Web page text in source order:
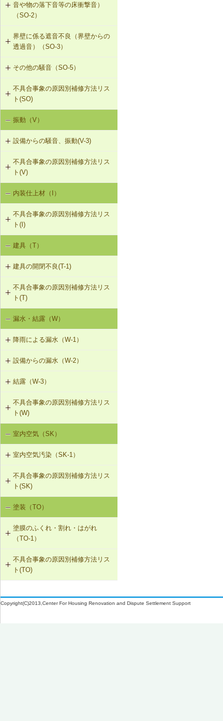
R-1-203 たる木の添え木補強（たる
木方式）②
R-1-204 トラスの接点の補強（トラ
ス方式）
R-1-205 たる木つなぎの位置・数量
R-1-206 束による屋根梁の補強（屋
強（たる木方式）
R-1-501 仕上材の留付け直し（瓦ぶ
き）
R-1-601 屋根下地材・ふき材の交換
音や物の落下音等の床衝撃音）
（SO-2）
SO-2-501 軽量床衝撃音に対する遮
音性能のあるフローリング材（床下
地材等を含む）への交換
界壁に係る遮音不良（界壁からの
透過音）（SO-3）
SO-3-501 界壁へのせっこうボード
の増し張り
その他の騒音（SO-5）
SO-5-501 外壁内透湿防水シートの
留め付け補修
不具合事象の原因別補修方法リス
ト(SO)
界床に係る遮音不良（床歩行音等の
床衝撃音）（SO-1）
界床に係る遮音不良（椅子の移動音
や物の落下音等の床衝撃音）（SO-
2）
界壁に係る遮音不良（界壁からの透
過音）（SO-3）
外壁開口部に係る遮音不良（外部開
口部からの透過音）（SO-4）
振動（V）
設備からの騒音、振動(V-3)
V-3-001 換気扇・ダクト等の交換工
事
V-3-002 水栓の取付け直し
V-3-003 器具用通気弁の取付け
V-3-004 遮音性能のある換気フード
への交換
V-3-005 駐輪機からの音・振動の伝
不具合事象の原因別補修方法リス
ト(V)
床振動（V-1）
水平振動（V-2）
設備からの騒音、振動（V-3）
内装仕上材（I）
不具合事象の原因別補修方法リス
ト(I)
内装仕上材の汚損（I-1）
内装仕上材のひび割れ、はがれ等
（I-2）
建具（T）
建具の開閉不良(T-1)
T-1-001 丁番の取付け調整
T-1-002 丁番の取替え
T-1-003 ラッチボルト受金物の調整
T-1-004 錠の取替え
T-1-007 敷居のレベル調整
T-1-008 建具上桟削り調整
T-1-009 建具枠の取替え
不具合事象の原因別補修方法リス
ト(T)
建具の開閉不良（T-1）
漏水・結露（W）
降雨による漏水（W-1）
W-1-501 けらば水切の再施工
W-1-502 軒先水切・軒どいの再施工
W-1-503 棟部下地及びシーリング材
の再施工
W-1-504 下ぶき材（二重張り）と谷
板の再施工
ング再施工
防水紙の再施工／遮音性能のある外
W-1-507 換気フード等のシーリング
W-1-508 排気ダクトの取付け直し
W-1-509 下ぶき材、雨押え包み板の
再施工
設備からの漏水（W-2）
W-2-001 混合水栓の接続部品の交換
W-2-002 給湯配管の取替え、再固定
W-2-003 給水・給湯配管接続部のガ
スケット交換
W-2-004 継手の交換
W-2-005 大便器と排水配管接続部の
取付け直し
W-2-006 給水配管ルートの変更
W-2-007 洗濯機防水パン・トラップ
の取付け直し
結露（W-3）
W-3-001 防露型の便器・ロータンク
に交換
W-3-002 結露受、結露排水口の追加
W-3-003 熱交換型換気扇の設置
W-3-004 湿度連動型換気扇の設置
露被覆
W-3-202 天井断熱材の不連続部分の
W-3-203 床断熱材のたれ下がり防止
不具合事象の原因別補修方法リス
ト(W)
降雨による漏水（W-1）
設備からの漏水（W-2）
結露（W-3）
室内空気（SK）
室内空気汚染（SK-1）
SK-1-001 給排気口の位置の変更
SK-1-002 ダクトの増設
SK-1-004 通気措置を講じた建具へ
の交換
SK-1-005 通気止め・気密層の設置
SK-1-003 換気ファンの交換
不具合事象の原因別補修方法リス
ト(SK)
室内空気の汚染（SK-1）
塗装（TO）
塗膜のふくれ・割れ・はがれ
（TO-1）
TO-1-001 外壁の塗料の塗替え(コン
クリート系下地)
下地)
不具合事象の原因別補修方法リス
ト(TO)
1）
Copyright(C)2013,Center For Housing Renovation and Dispute Settlement Support